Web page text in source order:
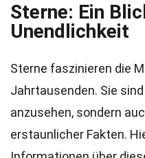
Sterne: Ein
Unendlichkeit
Sterne faszinieren die
Jahrtausenden. Sie
anzusehen, sondern
erstaunlicher Fakten.